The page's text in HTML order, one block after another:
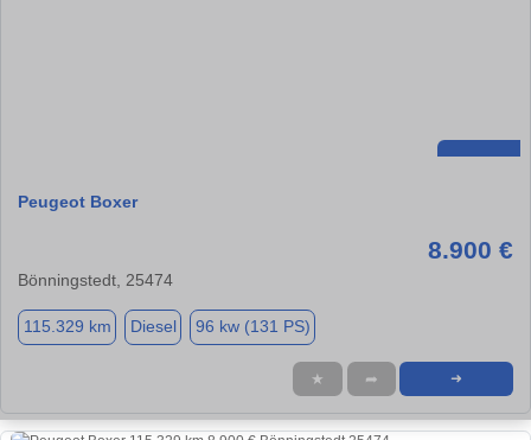
Peugeot Boxer
8.900 €
Bönningstedt, 25474
115.329 km Diesel 96 kw (131 PS)
★ ➦ ➜